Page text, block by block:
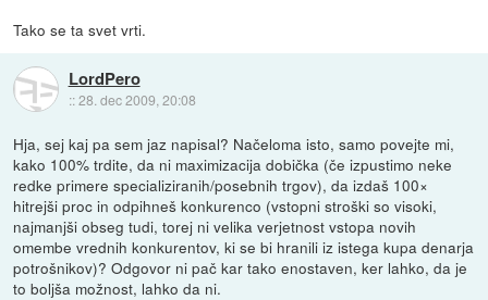
Tako se ta svet vrti.
LordPero
::28. dec 2009, 20:08
Hja, sej kaj pa sem jaz napisal? Načeloma isto, samo povejte mi,
kako 100% trdite, da ni maximizacija dobička (če izpustimo neke
redke primere specializiranih/posebnih trgov), da izdaš 100×
hitrejši proc in odpihneš konkurenco (vstopni stroški so visoki,
najmanjši obseg tudi, torej ni velika verjetnost vstopa novih
omembe vrednih konkurentov, ki se bi hranili iz istega kupa denarja
potrošnikov)? Odgovor ni pač kar tako enostaven, ker lahko, da je
to boljša možnost, lahko da ni.